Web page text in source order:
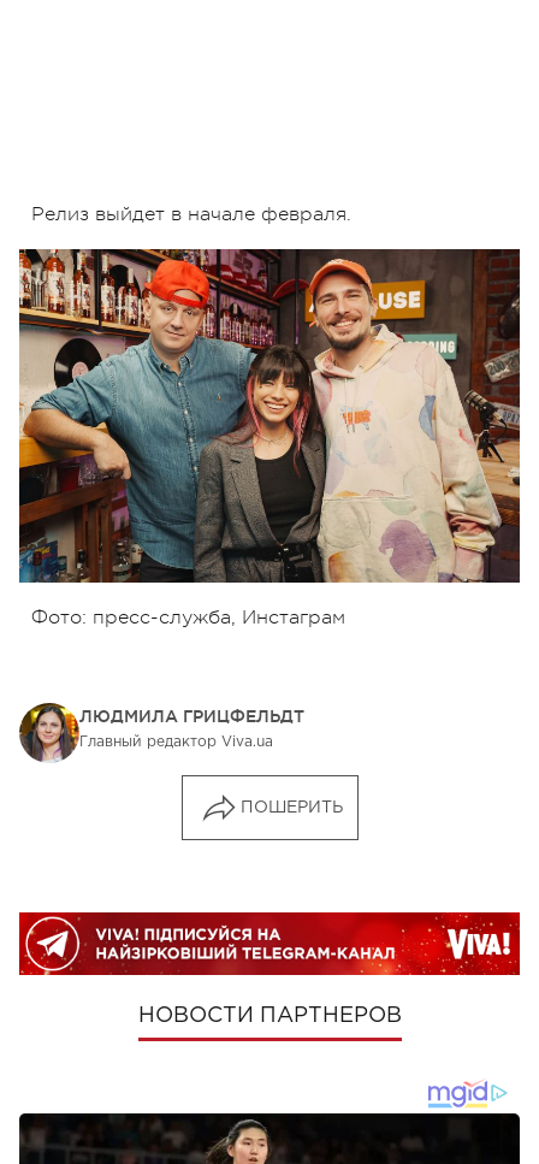
Релиз выйдет в начале февраля.
Фото: пресс-служба, Инстаграм
ЛЮДМИЛА ГРИЦФЕЛЬДТ
Главный редактор Viva.ua
ПОШЕРИТЬ
НОВОСТИ ПАРТНЕРОВ